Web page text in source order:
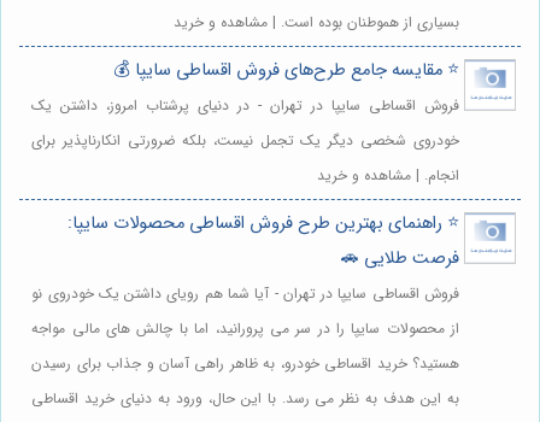
بسیاری از هموطنان بوده است. | مشاهده و خرید
⭐️ مقایسه جامع طرح‌های فروش اقساطی سایپا 💰
فروش اقساطی سایپا در تهران - در دنیای پرشتاب امروز، داشتن یک
خودروی شخصی دیگر یک تجمل نیست، بلکه ضرورتی انکارناپذیر برای
انجام. | مشاهده و خرید
⭐️ راهنمای بهترین طرح فروش اقساطی محصولات سایپا:
فرصت طلایی 🚗
فروش اقساطی سایپا در تهران - آیا شما هم رویای داشتن یک خودروی نو
از محصولات سایپا را در سر می پرورانید، اما با چالش های مالی مواجه
هستید؟ خرید اقساطی خودرو، به ظاهر راهی آسان و جذاب برای رسیدن
به این هدف به نظر می رسد. با این حال، ورود به دنیای خرید اقساطی